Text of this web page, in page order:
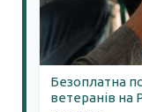
Безоплатна
ветеранів на